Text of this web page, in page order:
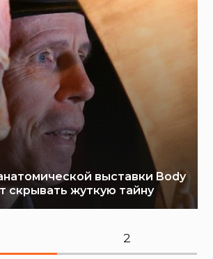
выставки Body
скрывать жуткую тайну
2